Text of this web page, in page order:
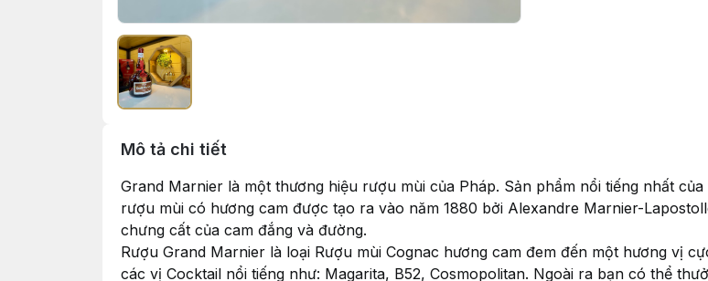
Mô tả chi tiết
Grand Marnier là một thương hiệu rượu mùi của Pháp. Sản phẩm nổi tiếng nhất
rượu mùi có hương cam được tạo ra vào năm 1880 bởi Alexandre Marnier-
chưng cất của cam đắng và đường.
Rượu Grand Marnier là loại Rượu mùi Cognac hương cam đem đến một hương vị
các vị Cocktail nổi tiếng như: Magarita, B52, Cosmopolitan. Ngoài ra bạn có thể